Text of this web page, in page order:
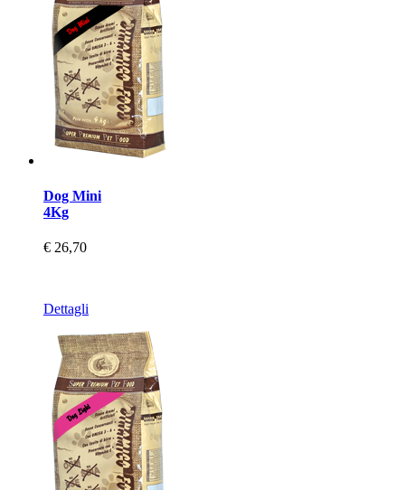
Dog Mini
4Kg
€ 26,70
Dettagli